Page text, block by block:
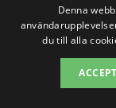
Denna
du till alla